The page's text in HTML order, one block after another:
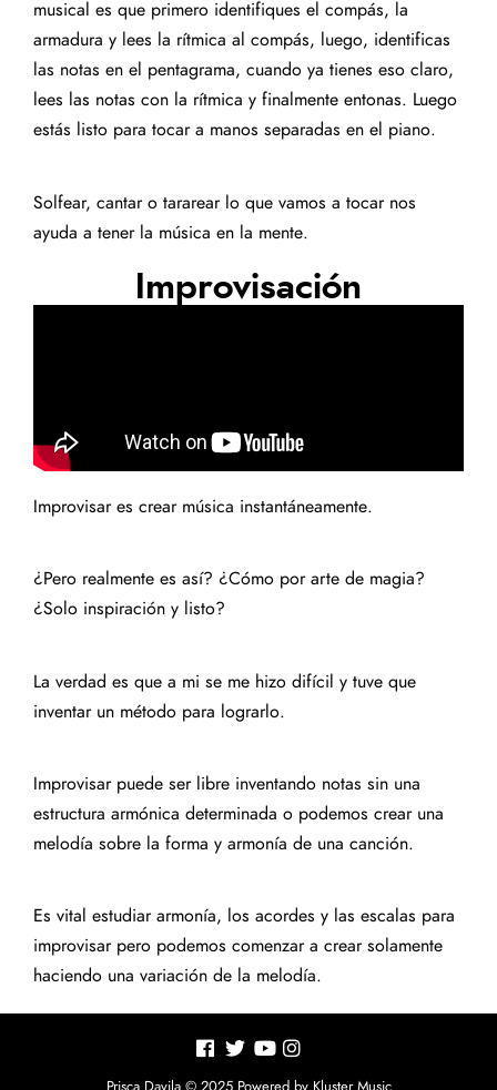
musical es que primero identifiques el compás, la
armadura y lees la rítmica al compás, luego, identificas
las notas en el pentagrama, cuando ya tienes eso claro,
lees las notas con la rítmica y finalmente entonas. Luego
estás listo para tocar a manos separadas en el piano.
Solfear, cantar o tararear lo que vamos a tocar nos
ayuda a tener la música en la mente.
Improvisación
Improvisar es crear música instantáneamente.
¿Pero realmente es así? ¿Cómo por arte de magia?
¿Solo inspiración y listo?
La verdad es que a mi se me hizo difícil y tuve que
inventar un método para lograrlo.
Improvisar puede ser libre inventando notas sin una
estructura armónica determinada o podemos crear una
melodía sobre la forma y armonía de una canción.
Es vital estudiar armonía, los acordes y las escalas para
improvisar pero podemos comenzar a crear solamente
haciendo una variación de la melodía.
Prisca Davila © 2025 Powered by Kluster Music